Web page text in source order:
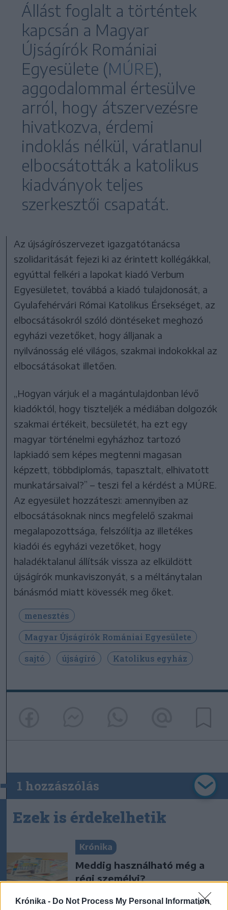
Krónika - Do Not Process My Personal Information
Állást foglalt a történtek
kapcsán a Magyar
Újságírók Romániai
Egyesülete (MÚRE),
aggodalommal értesülve
arról, hogy átszervezésre
hivatkozva, érdemi
indoklás nélkül, váratlanul
elbocsátották a katolikus
kiadványok teljes
szerkesztői csapatát.
Az újságírószervezet igazgatótanácsa
szolidaritását fejezi ki az érintett kollégákkal,
egyúttal felkéri a lapokat kiadó Verbum
Egyesületet, továbbá a kiadó tulajdonosát, a
Gyulafehérvári Római Katolikus Érsekséget, az
elbocsátásokról szóló döntéseket meghozó
egyházi vezetőket, hogy álljanak a
nyilvánosság elé világos, szakmai indokokkal az
elbocsátásokat illetően.
„Hogyan várjuk el a magántulajdonban lévő
kiadóktól, hogy tiszteljék a médiában dolgozók
szakmai értékeit, becsületét, ha ezt egy
magyar történelmi egyházhoz tartozó
lapkiadó sem képes megtenni magasan
képzett, többdiplomás, tapasztalt, elhivatott
munkatársaival?” – teszi fel a kérdést a MÚRE.
Az egyesület hozzáteszi: amennyiben az
elbocsátásoknak nincs megfelelő szakmai
megalapozottsága, felszólítja az illetékes
kiadói és egyházi vezetőket, hogy
haladéktalanul állítsák vissza az elküldött
újságírók munkaviszonyát, s a méltánytalan
bánásmód miatt kövessék meg őket.
menesztés
Magyar Újságírók Romániai Egyesülete
sajtó
újságíró Katolikus egyház
1 hozzászólás
Ezek is érdekelhetik
Krónika
Meddig használható még a
régi személyi?